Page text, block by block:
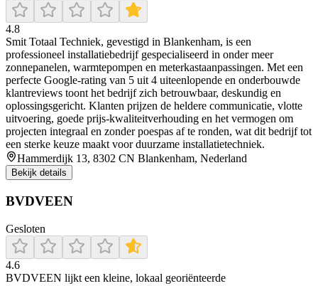
4.8
Smit Totaal Techniek, gevestigd in Blankenham, is een
professioneel installatiebedrijf gespecialiseerd in onder meer
zonnepanelen, warmtepompen en meterkastaanpassingen. Met een
perfecte Google-rating van 5 uit 4 uiteenlopende en onderbouwde
klantreviews toont het bedrijf zich betrouwbaar, deskundig en
oplossingsgericht. Klanten prijzen de heldere communicatie, vlotte
uitvoering, goede prijs-kwaliteitverhouding en het vermogen om
projecten integraal en zonder poespas af te ronden, wat dit bedrijf tot
een sterke keuze maakt voor duurzame installatietechniek.
Hammerdijk 13, 8302 CN Blankenham, Nederland
Bekijk details
BVDVEEN
Gesloten
4.6
BVDVEEN lijkt een kleine, lokaal georiënteerde